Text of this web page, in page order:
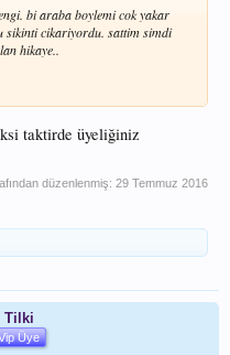
bi araba boylemi cok yakar
sikinti cikariyordu. sattim simdi
hikaye..
taktirde üyeliğiniz
düzenlenmiş: 29 Temmuz 2016
Tilki
Üye